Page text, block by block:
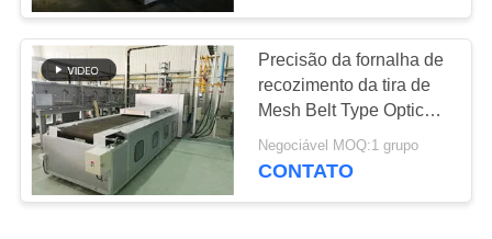
Precisão da fornalha de
recozimento da tira de
Mesh Belt Type Optical
Glass
Negociável MOQ:1 grupo
CONTATO